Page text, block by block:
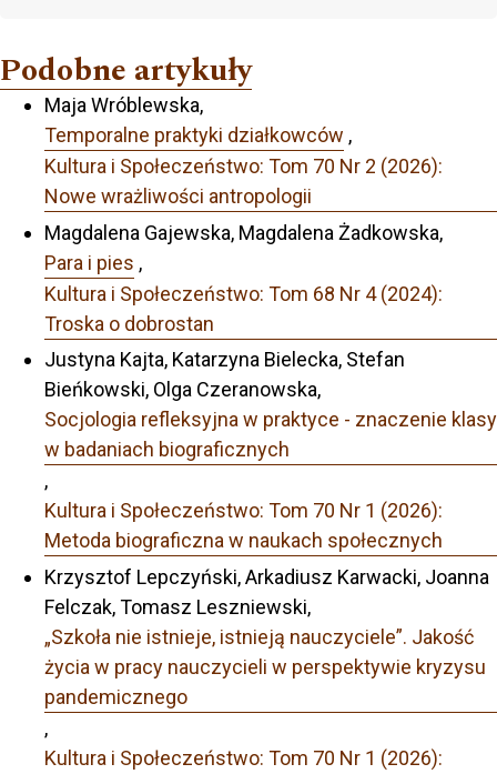
Podobne artykuły
Maja Wróblewska,
Temporalne praktyki działkowców ,
Kultura i Społeczeństwo: Tom 70 Nr 2 (2026):
Nowe wrażliwości antropologii
Magdalena Gajewska, Magdalena Żadkowska,
Para i pies ,
Kultura i Społeczeństwo: Tom 68 Nr 4 (2024):
Troska o dobrostan
Justyna Kajta, Katarzyna Bielecka, Stefan
Bieńkowski, Olga Czeranowska,
Socjologia refleksyjna w praktyce - znaczenie klasy
w badaniach biograficznych
,
Kultura i Społeczeństwo: Tom 70 Nr 1 (2026):
Metoda biograficzna w naukach społecznych
Krzysztof Lepczyński, Arkadiusz Karwacki, Joanna
Felczak, Tomasz Leszniewski,
„Szkoła nie istnieje, istnieją nauczyciele”. Jakość
życia w pracy nauczycieli w perspektywie kryzysu
pandemicznego
,
Kultura i Społeczeństwo: Tom 70 Nr 1 (2026):